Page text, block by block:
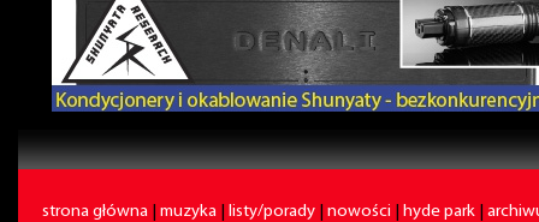
strona główna muzyka listy/porady nowości hyde park